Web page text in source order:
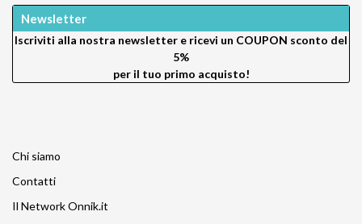
Newsletter
Iscriviti alla nostra newsletter e ricevi un COUPON sconto del
5%
per il tuo primo acquisto!
Chi siamo
Contatti
Il Network Onnik.it